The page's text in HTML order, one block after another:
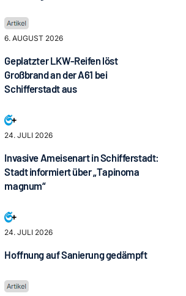
6. AUGUST 2026
Geplatzter LKW-Reifen löst
Großbrand an der A61 bei
Schifferstadt aus
24. JULI 2026
Invasive Ameisenart in Schifferstadt:
Stadt informiert über „Tapinoma
magnum“
24. JULI 2026
Hoffnung auf Sanierung gedämpft